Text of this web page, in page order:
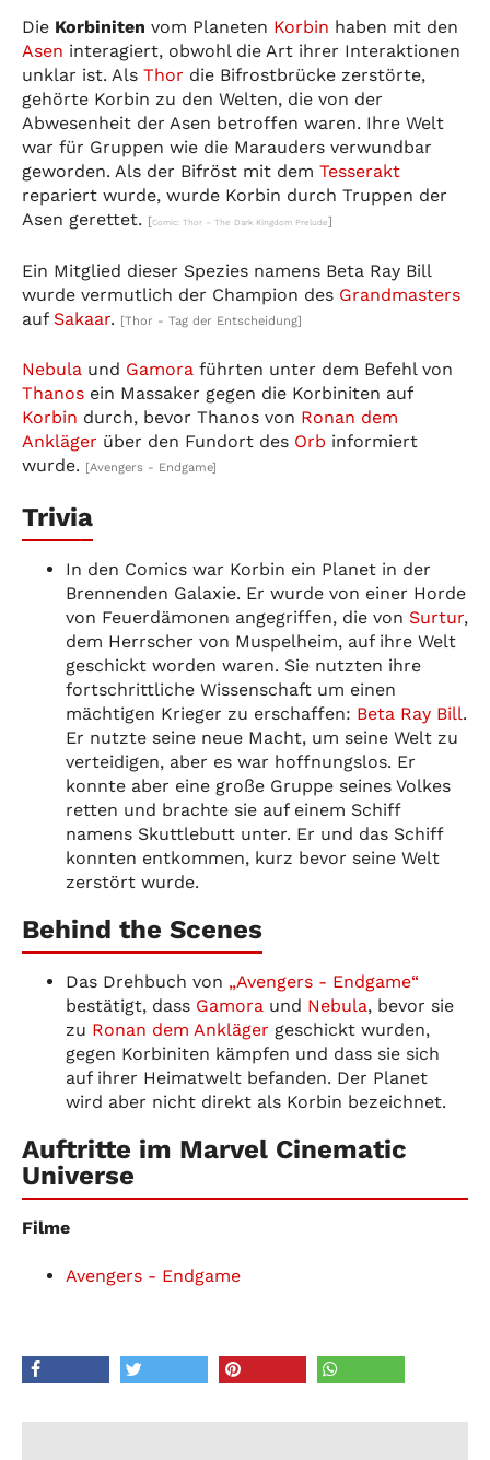
Die Korbiniten vom Planeten Korbin haben mit den
Asen interagiert, obwohl die Art ihrer Interaktionen
unklar ist. Als Thor die Bifrostbrücke zerstörte,
gehörte Korbin zu den Welten, die von der
Abwesenheit der Asen betroffen waren. Ihre Welt
war für Gruppen wie die Marauders verwundbar
geworden. Als der Bifröst mit dem Tesserakt
repariert wurde, wurde Korbin durch Truppen der
Asen gerettet. [Comic: Thor – The Dark Kingdom Prelude]
Ein Mitglied dieser Spezies namens Beta Ray Bill
wurde vermutlich der Champion des Grandmasters
auf Sakaar. [Thor - Tag der Entscheidung]
Nebula und Gamora führten unter dem Befehl von
Thanos ein Massaker gegen die Korbiniten auf
Korbin durch, bevor Thanos von Ronan dem
Ankläger über den Fundort des Orb informiert
wurde. [Avengers - Endgame]
Trivia
In den Comics war Korbin ein Planet in der
Brennenden Galaxie. Er wurde von einer Horde
von Feuerdämonen angegriffen, die von Surtur,
dem Herrscher von Muspelheim, auf ihre Welt
geschickt worden waren. Sie nutzten ihre
fortschrittliche Wissenschaft um einen
mächtigen Krieger zu erschaffen: Beta Ray Bill.
Er nutzte seine neue Macht, um seine Welt zu
verteidigen, aber es war hoffnungslos. Er
konnte aber eine große Gruppe seines Volkes
retten und brachte sie auf einem Schiff
namens Skuttlebutt unter. Er und das Schiff
konnten entkommen, kurz bevor seine Welt
zerstört wurde.
Behind the Scenes
Das Drehbuch von „Avengers - Endgame“
bestätigt, dass Gamora und Nebula, bevor sie
zu Ronan dem Ankläger geschickt wurden,
gegen Korbiniten kämpfen und dass sie sich
auf ihrer Heimatwelt befanden. Der Planet
wird aber nicht direkt als Korbin bezeichnet.
Auftritte im Marvel Cinematic
Universe
Filme
Avengers - Endgame